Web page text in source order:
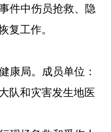
件中伤员抢救、隐
复工作。
康局。成员单位：
队和灾害发生地医